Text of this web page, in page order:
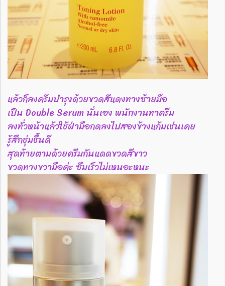
แล้วก็ลงครีมบำรุงด้วยขวดสีแดงทางซ้ายมือ
เป็น Double Serum นั่นเอง พนักงานทาครีม
ลงทั่วหน้าแล้วใช้ฝ่ามือกดลงไปสองข้างแก้มเช่นเคย
รู้สึกชุ่มชื้นดี
สุดท้ายตามด้วยครีมกันแดดขวดสีขาว
ขวดทางขวามือค่ะ ซึมเร็วไม่เหนอะหนะ